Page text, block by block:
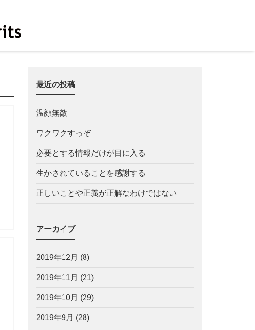
最近の投稿
温顔無敵
ワクワクすっぞ
必要とする情報だけが目に入る
生かされていることを感謝する
正しいことや正義が正解なわけではない
アーカイブ
2019年12月 (8)
2019年11月 (21)
2019年10月 (29)
2019年9月 (28)